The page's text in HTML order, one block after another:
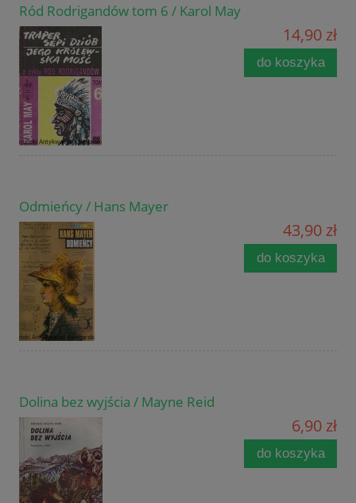
Ród Rodrigandów tom 6 / Karol May
14,90 zł
do koszyka
Odmieńcy / Hans Mayer
43,90 zł
do koszyka
Dolina bez wyjścia / Mayne Reid
6,90 zł
do koszyka